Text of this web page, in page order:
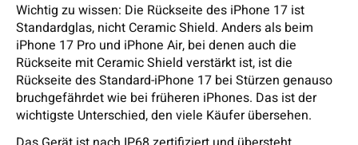
Wichtig zu wissen: Die Rückseite des iPhone 17 ist
Standardglas, nicht Ceramic Shield. Anders als beim
iPhone 17 Pro und iPhone Air, bei denen auch die
Rückseite mit Ceramic Shield verstärkt ist, ist die
Rückseite des Standard-iPhone 17 bei Stürzen genauso
bruchgefährdet wie bei früheren iPhones. Das ist der
wichtigste Unterschied, den viele Käufer übersehen.